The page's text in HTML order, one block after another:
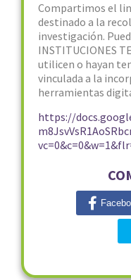
Compartimos el
destinado a la
investigación.
INSTITUCIONES
utilicen o hayan
vinculada a la
herramientas
https://